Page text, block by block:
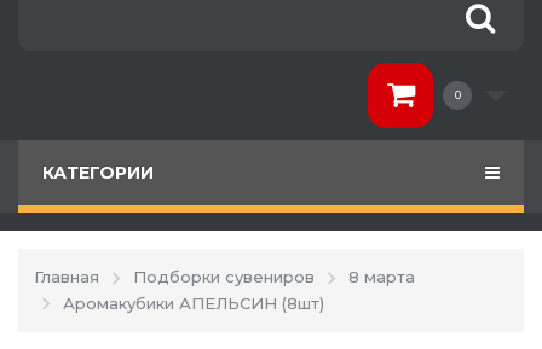
0
КАТЕГОРИИ
Главная Подборки сувениров
8 марта
Аромакубики АПЕЛЬСИН (8шт)